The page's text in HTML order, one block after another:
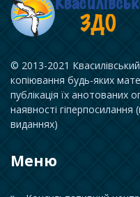
© 2013-2021
копіювання будь-яких
публікація їх анотованих
наявності
виданнях)
Меню